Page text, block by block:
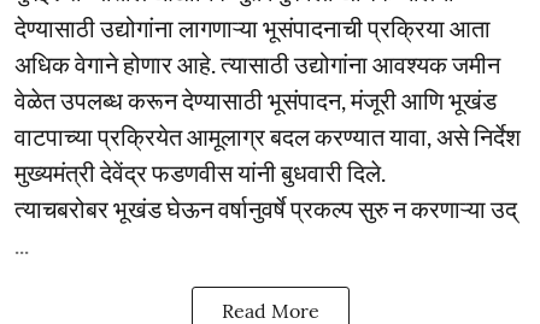
देण्यासाठी उद्योगांना लागणाऱ्या भूसंपादनाची प्रक्रिया आता
अधिक वेगाने होणार आहे. त्यासाठी उद्योगांना आवश्यक जमीन
वेळेत उपलब्ध करून देण्यासाठी भूसंपादन, मंजूरी आणि भूखंड
वाटपाच्या प्रक्रियेत आमूलाग्र बदल करण्यात यावा, असे निर्देश
मुख्यमंत्री देवेंद्र फडणवीस यांनी बुधवारी दिले.
त्याचबरोबर भूखंड घेऊन वर्षानुवर्षे प्रकल्प सुरु न करणाऱ्या उद्
Read More